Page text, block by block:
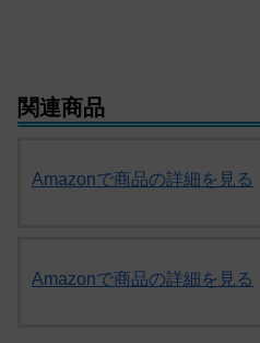
関連商品
Amazonで商品の詳細を見る
Amazonで商品の詳細を見る